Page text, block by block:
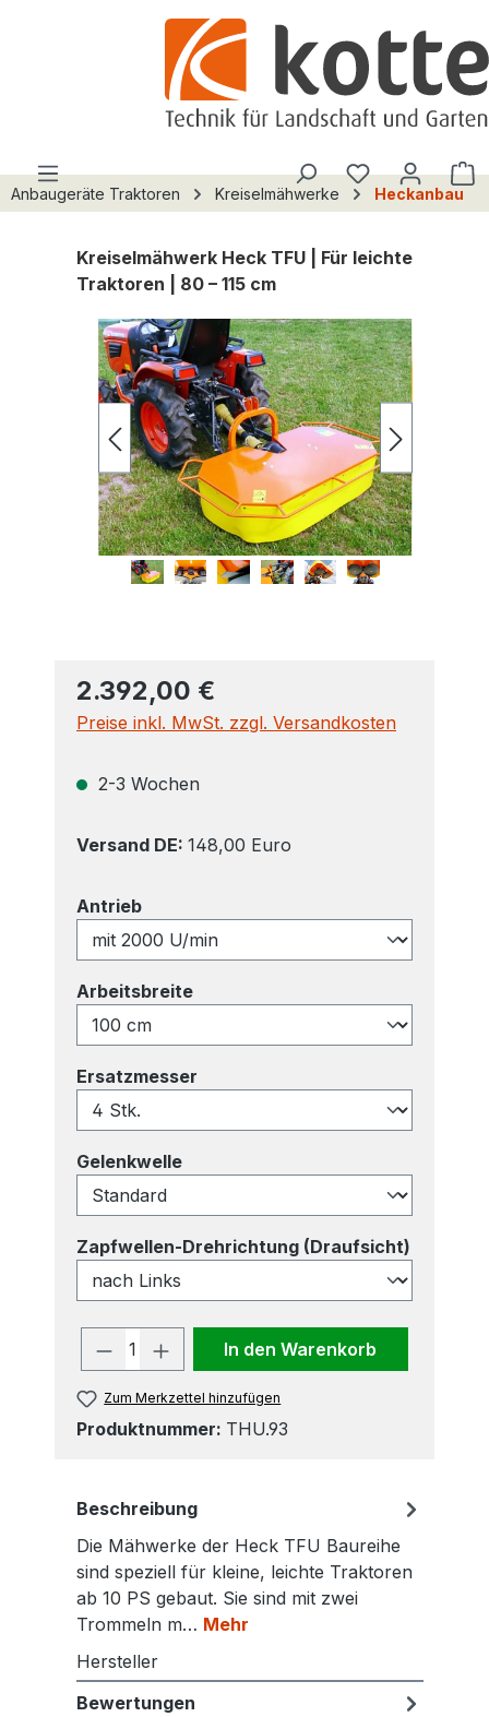
Du hast 0
Anbaugeräte Traktoren Kreiselmähwerke Heckanbau
Kreiselmähwerk Heck TFU | Für leichte
Traktoren | 80 – 115 cm
Bildergalerie überspringen
2.392,00 €
Preise inkl. MwSt. zzgl. Versandkosten
2-3 Wochen
Versand DE: 148,00 Euro
Antriebauswählen
Arbeitsbreiteauswählen
Ersatzmesser
Gelenkwelleauswählen
Zapfwellen-Drehrichtung (Draufsicht)
Produkt Anzahl: Gib den
In den Warenkorb
Zum Merkzettel hinzufügen
Produktnummer: THU.93
Beschreibung
Die Mähwerke der Heck TFU Baureihe
sind speziell für kleine, leichte Traktoren
ab 10 PS gebaut. Sie sind mit zwei
Trommeln m… Mehr
Hersteller
Bewertungen